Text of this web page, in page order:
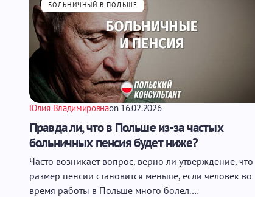
БОЛЬНИЧНЫЙ В ПОЛЬШЕ
Юлия Владимировнаon 16.02.2026
Правда ли, что в Польше из-за частых
больничных пенсия будет ниже?
Часто возникает вопрос, верно ли утверждение, что
размер пенсии становится меньше, если человек во
время работы в Польше много болел.…